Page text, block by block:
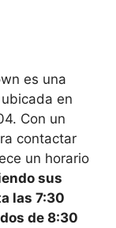
es una
en
Con un
contactar
un horario
sus
las 7:30
de 8:30